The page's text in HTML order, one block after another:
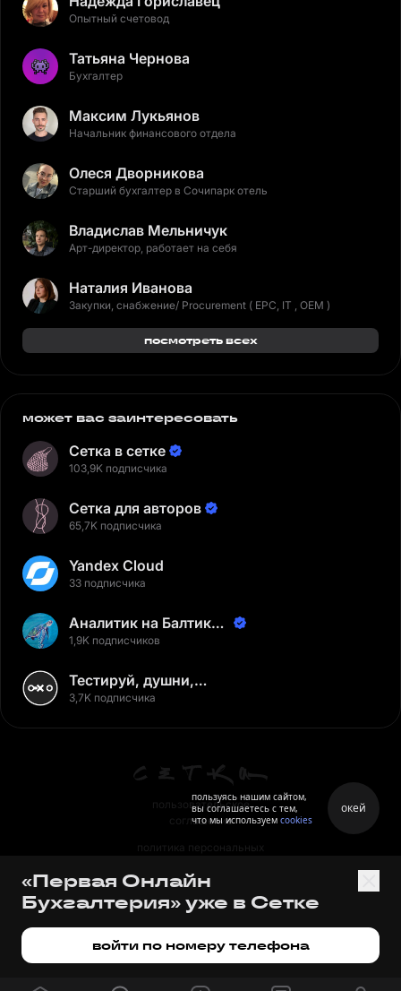
Опытный счетовод
Татьяна Чернова
Бухгалтер
Максим Лукьянов
Начальник финансового отдела
Олеся Дворникова
Старший бухгалтер в Сочипарк отель
Владислав Мельничук
Арт-директор, работает на себя
Наталия Иванова
Закупки, снабжение/ Procurement ( EPC, IT , OEM )
посмотреть всех
может вас заинтересовать
Сетка в сетке
103,9K подписчика
Сетка для авторов
65,7K подписчика
Yandex Cloud
33 подписчика
Аналитик на Балтике |
Неверов Станислав
1,9K подписчиков
Тестируй, душни,
наслаждайся
3,7K подписчика
пользовательское
соглашение
политика персональных
правила
правила применения
«Первая Онлайн
Бухгалтерия» уже в Сетке
войти по номеру телефона
пользуясь нашим сайтом,
вы соглашаетесь с тем,
что мы используем cookies
окей